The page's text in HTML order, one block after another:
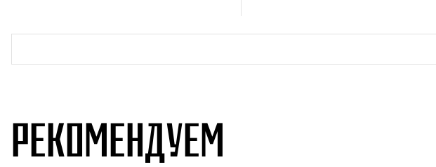
РЕКОМЕНДУЕМ